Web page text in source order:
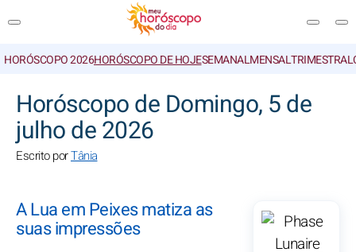
HORÓSCOPO 2026HORÓSCOPO DE HOJESEMANALMENSALTRIMESTRAL
Horóscopo de Domingo, 5 de
julho de 2026
Escrito porTânia
A Lua em Peixes matiza as
suas impressões